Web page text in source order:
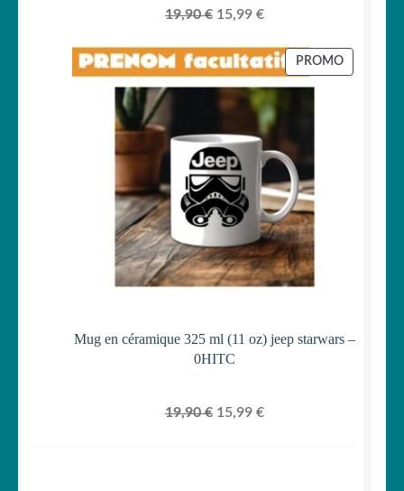
19,90€ Le
initial
était :
19,90 €.
15,99 €Le
actuel
est :
15,99 €.
PROMOPRODUIT
Mug en céramique 325 ml (11 oz) jeep starwars –
0HITC
19,90€ Le
15,99 €Le